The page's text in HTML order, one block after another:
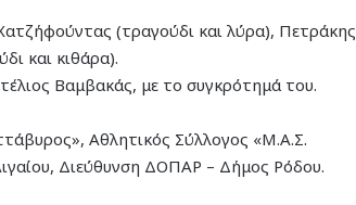
(τραγούδι και λύρα), Πετράκης
και κιθάρα).
Βαμβακάς, με το συγκρότημά του.
Αθλητικός Σύλλογος «Μ.Α.Σ.
Διεύθυνση ΔΟΠΑΡ – Δήμος Ρόδου.